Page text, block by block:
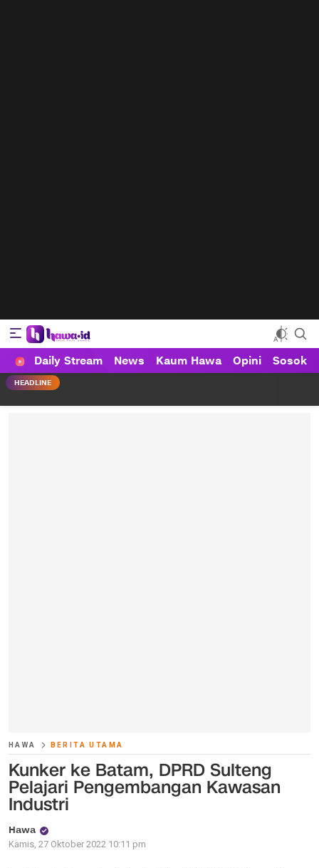
HAWA
Haluan Wanita Indonesia
Daily Stream News Kaum Hawa Opini Sosok
HEADLINE
HAWA BERITA UTAMA
Kunker ke Batam, DPRD Sulteng
Pelajari Pengembangan Kawasan
Industri
Hawa
Kamis, 27 Oktober 2022 10:11 pm